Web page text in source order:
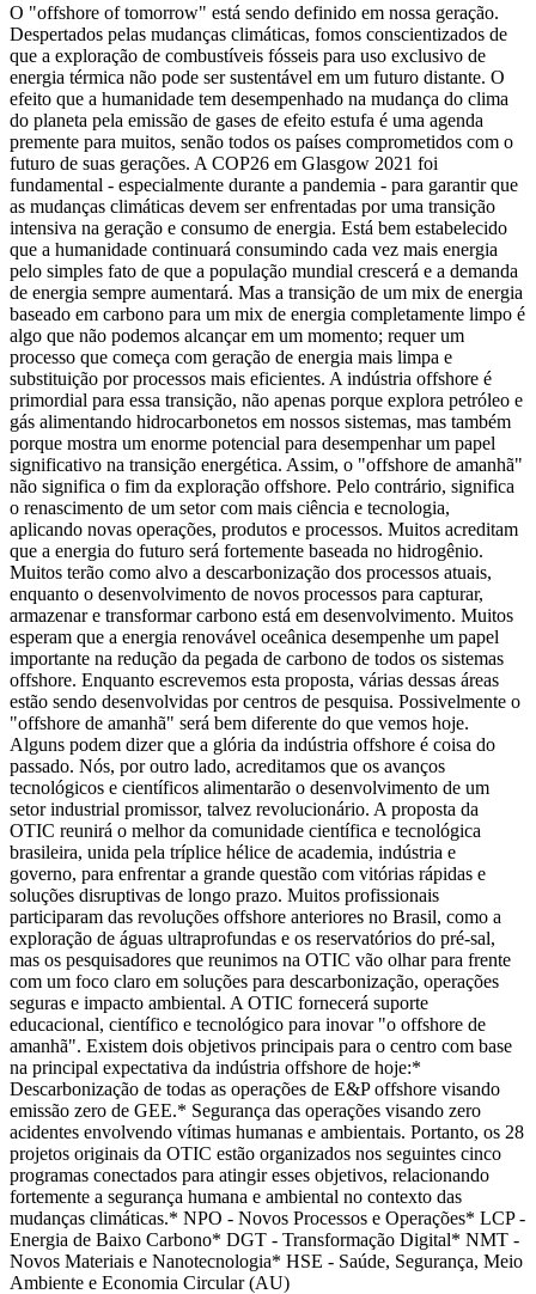
O "offshore of tomorrow" está sendo definido em nossa geração.
Despertados pelas mudanças climáticas, fomos conscientizados de
que a exploração de combustíveis fósseis para uso exclusivo de
energia térmica não pode ser sustentável em um futuro distante. O
efeito que a humanidade tem desempenhado na mudança do clima
do planeta pela emissão de gases de efeito estufa é uma agenda
premente para muitos, senão todos os países comprometidos com o
futuro de suas gerações. A COP26 em Glasgow 2021 foi
fundamental - especialmente durante a pandemia - para garantir que
as mudanças climáticas devem ser enfrentadas por uma transição
intensiva na geração e consumo de energia. Está bem estabelecido
que a humanidade continuará consumindo cada vez mais energia
pelo simples fato de que a população mundial crescerá e a demanda
de energia sempre aumentará. Mas a transição de um mix de energia
baseado em carbono para um mix de energia completamente limpo é
algo que não podemos alcançar em um momento; requer um
processo que começa com geração de energia mais limpa e
substituição por processos mais eficientes. A indústria offshore é
primordial para essa transição, não apenas porque explora petróleo e
gás alimentando hidrocarbonetos em nossos sistemas, mas também
porque mostra um enorme potencial para desempenhar um papel
significativo na transição energética. Assim, o "offshore de amanhã"
não significa o fim da exploração offshore. Pelo contrário, significa
o renascimento de um setor com mais ciência e tecnologia,
aplicando novas operações, produtos e processos. Muitos acreditam
que a energia do futuro será fortemente baseada no hidrogênio.
Muitos terão como alvo a descarbonização dos processos atuais,
enquanto o desenvolvimento de novos processos para capturar,
armazenar e transformar carbono está em desenvolvimento. Muitos
esperam que a energia renovável oceânica desempenhe um papel
importante na redução da pegada de carbono de todos os sistemas
offshore. Enquanto escrevemos esta proposta, várias dessas áreas
estão sendo desenvolvidas por centros de pesquisa. Possivelmente o
"offshore de amanhã" será bem diferente do que vemos hoje.
Alguns podem dizer que a glória da indústria offshore é coisa do
passado. Nós, por outro lado, acreditamos que os avanços
tecnológicos e científicos alimentarão o desenvolvimento de um
setor industrial promissor, talvez revolucionário. A proposta da
OTIC reunirá o melhor da comunidade científica e tecnológica
brasileira, unida pela tríplice hélice de academia, indústria e
governo, para enfrentar a grande questão com vitórias rápidas e
soluções disruptivas de longo prazo. Muitos profissionais
participaram das revoluções offshore anteriores no Brasil, como a
exploração de águas ultraprofundas e os reservatórios do pré-sal,
mas os pesquisadores que reunimos na OTIC vão olhar para frente
com um foco claro em soluções para descarbonização, operações
seguras e impacto ambiental. A OTIC fornecerá suporte
educacional, científico e tecnológico para inovar "o offshore de
amanhã". Existem dois objetivos principais para o centro com base
na principal expectativa da indústria offshore de hoje:*
Descarbonização de todas as operações de E&P offshore visando
emissão zero de GEE.* Segurança das operações visando zero
acidentes envolvendo vítimas humanas e ambientais. Portanto, os 28
projetos originais da OTIC estão organizados nos seguintes cinco
programas conectados para atingir esses objetivos, relacionando
fortemente a segurança humana e ambiental no contexto das
mudanças climáticas.* NPO - Novos Processos e Operações* LCP -
Energia de Baixo Carbono* DGT - Transformação Digital* NMT -
Novos Materiais e Nanotecnologia* HSE - Saúde, Segurança, Meio
Ambiente e Economia Circular (AU)